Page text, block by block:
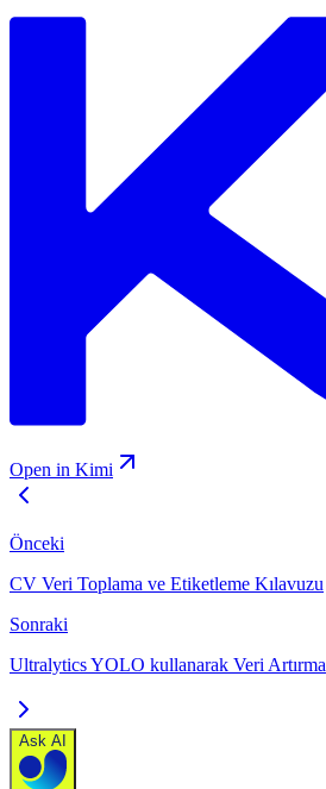
Open in Kimi
Önceki
CV Veri Toplama ve Etiketleme Kılavuzu
Sonraki
Ultralytics YOLO kullanarak Veri Artırma
Ask AI